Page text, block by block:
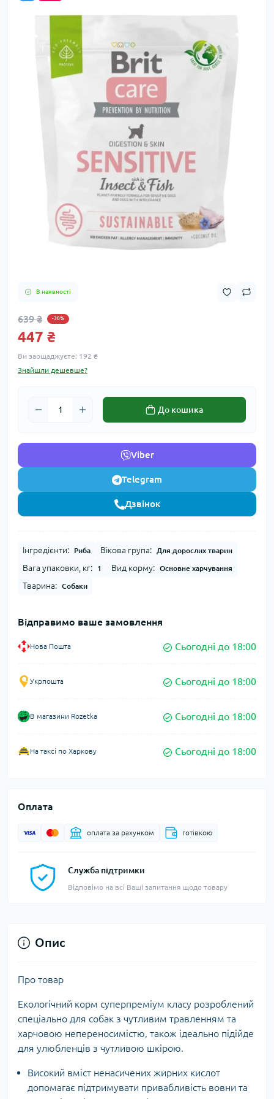
В наявності
639 ₴ -30%
447 ₴
Ви заощаджуєте: 192 ₴
Знайшли дешевше?
До кошика
Viber
Telegram
Дзвінок
Інгредієнти: Риба Вікова група: Для дорослих тварин
Вага упаковки, кг: 1 Вид корму: Основне харчування
Тварина: Собаки
Відправимо ваше замовлення
Нова Пошта Сьогодні до 18:00
Укрпошта Сьогодні до 18:00
В магазини Rozetka Сьогодні до 18:00
На таксі по Харкову Сьогодні до 18:00
Оплата
оплата за рахунком готівкою
Служба підтримки
Відповімо на всі Ваші запитання щодо товару
Опис
Про товар
Екологічний корм суперпреміум класу розроблений
спеціально для собак з чутливим травленням та
харчовою непереносимістю, також ідеально підійде
для улюбленців з чутливою шкірою.
Високий вміст ненасичених жирних кислот
допомагає підтримувати привабливість вовни та